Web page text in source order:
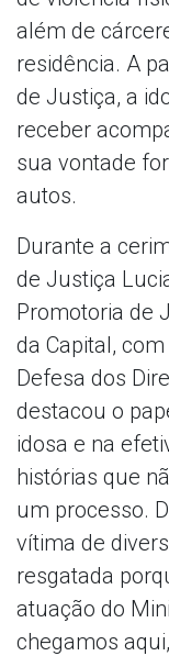
além de
residência. A
de Justiça, a
receber
sua vontade
autos.
Durante a
de Justiça
Promotoria de
da Capital,
Defesa dos
destacou o
idosa e na
histórias que
um processo.
vítima de
resgatada
atuação do
chegamos